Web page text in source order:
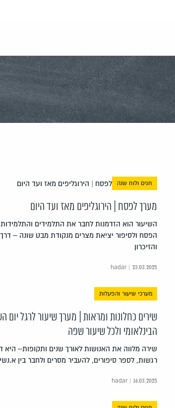
חגים ולוח שנה
מערך לפסח | הירוגליפים מאז ועד היום
השיעור הוא הזדמנות לחבר את התלמידים
הפסח ולסיפור יציאת מצרים מנקודת מבט שונה –
והזיכרון
hadar | 23.03.2025
מערכי שיעור והפעלות
שירים כחלונות ומראות | מערך שיעור לרגל יום
הבינלאומי ולכל שיעור שפה
שירה מלווה את האנושות לאורך שנים ותקופות– היא
רגשות, לספר סיפורים, להעביר מסרים ולחבר בין
hadar | 16.03.2025